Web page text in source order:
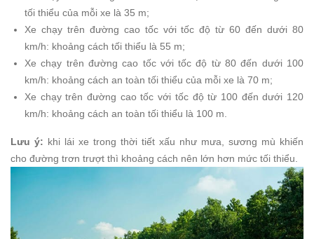
tối thiểu của mỗi xe là 35 m;
Xe chạy trên đường cao tốc với tốc độ từ 60 đến dưới 80
km/h: khoảng cách tối thiểu là 55 m;
Xe chạy trên đường cao tốc với tốc độ từ 80 đến dưới 100
km/h: khoảng cách an toàn tối thiểu của mỗi xe là 70 m;
Xe chạy trên đường cao tốc với tốc độ từ 100 đến dưới 120
km/h: khoảng cách an toàn tối thiểu là 100 m.
Lưu ý: khi lái xe trong thời tiết xấu như mưa, sương mù khiến
cho đường trơn trượt thì khoảng cách nên lớn hơn mức tối thiểu.